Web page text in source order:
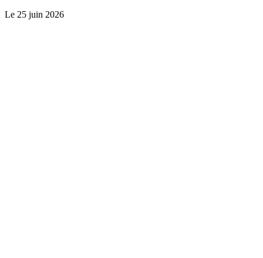
Le 25 juin 2026